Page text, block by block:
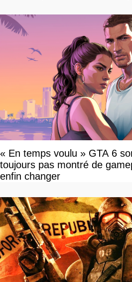
« En temps voulu » GTA 6
toujours pas montré de
enfin changer